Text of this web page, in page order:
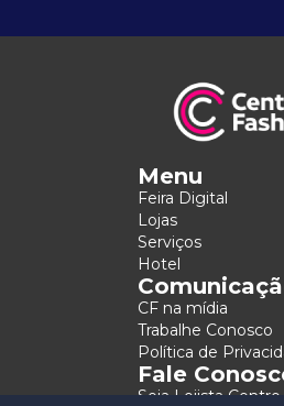
Menu
Feira Digital
Lojas
Serviços
Hotel
CF na mídia
Trabalhe Conosco
Política de
Fale
Seja Lojista Centro